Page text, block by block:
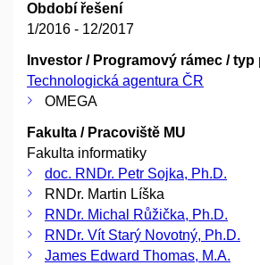
Období řešení
1/2016 - 12/2017
Investor / Programový rámec / typ
Technologická agentura ČR
OMEGA
Fakulta / Pracoviště MU
Fakulta informatiky
doc. RNDr. Petr Sojka, Ph.D.
RNDr. Martin Líška
RNDr. Michal Růžička, Ph.D.
RNDr. Vít Starý Novotný, Ph.D.
James Edward Thomas, M.A.